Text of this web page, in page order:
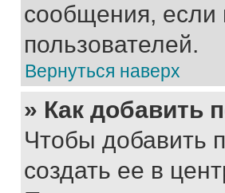
сообщения, если
пользователей.
Вернуться наверх
» Как добавить
Чтобы добавить
создать ее в